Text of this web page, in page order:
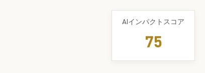
AIインパクトスコア
75